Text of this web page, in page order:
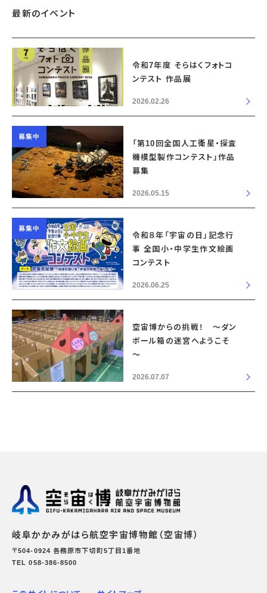
最新のイベント
令和7年度 そらはくフォトコ
ンテスト 作品展
2026.02.26
募集中
「第10回全国人工衛星・探査
機模型製作コンテスト」作品
募集
2026.05.15
募集中
令和８年「宇宙の日」記念行
事 全国小・中学生作文絵画
コンテスト
2026.06.25
空宙博からの挑戦！ ～ダン
ボール箱の迷宮へようこそ
～
2026.07.07
岐阜かかみがはら航空宇宙博物館（空宙博）
〒504-0924 各務原市下切町5丁目1番地
TEL 058-386-8500